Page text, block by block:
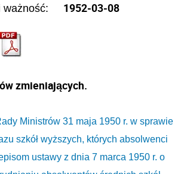
ważność: 1952-03-08
zmieniających.
Ministrów 31 maja 1950 r. w sprawie
szkół wyższych, których absolwenci
ustawy z dnia 7 marca 1950 r. o